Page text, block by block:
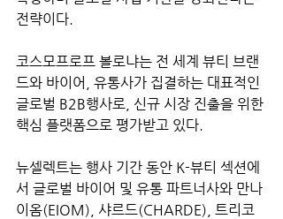
전략이다.
코스모프로프 볼로냐는 전 세계 뷰티 브랜
드와 바이어, 유통사가 집결하는 대표적인
글로벌 B2B행사로, 신규 시장 진출을 위한
핵심 플랫폼으로 평가받고 있다.
뉴셀렉트는 행사 기간 동안 K-뷰티 섹션에
서 글로벌 바이어 및 유통 파트너사와 만나
이옴(EIOM), 샤르드(CHARDE), 트리코